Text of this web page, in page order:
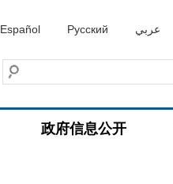
Español Русский عربي
政府信息公开